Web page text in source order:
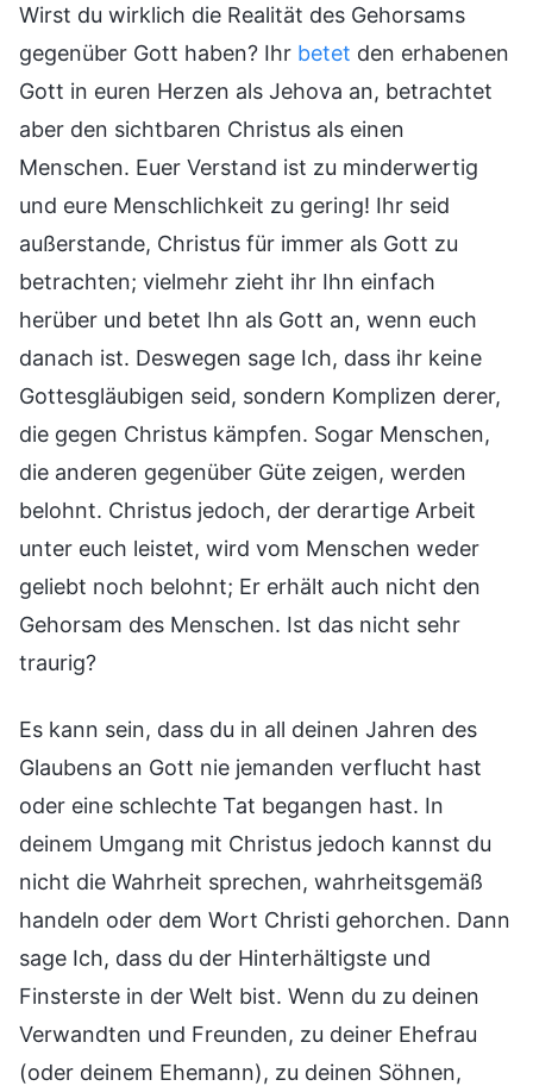
Wirst du wirklich die Realität des Gehorsams
gegenüber Gott haben? Ihr betet den erhabenen
Gott in euren Herzen als Jehova an, betrachtet
aber den sichtbaren Christus als einen
Menschen. Euer Verstand ist zu minderwertig
und eure Menschlichkeit zu gering! Ihr seid
außerstande, Christus für immer als Gott zu
betrachten; vielmehr zieht ihr Ihn einfach
herüber und betet Ihn als Gott an, wenn euch
danach ist. Deswegen sage Ich, dass ihr keine
Gottesgläubigen seid, sondern Komplizen derer,
die gegen Christus kämpfen. Sogar Menschen,
die anderen gegenüber Güte zeigen, werden
belohnt. Christus jedoch, der derartige Arbeit
unter euch leistet, wird vom Menschen weder
geliebt noch belohnt; Er erhält auch nicht den
Gehorsam des Menschen. Ist das nicht sehr
traurig?
Es kann sein, dass du in all deinen Jahren des
Glaubens an Gott nie jemanden verflucht hast
oder eine schlechte Tat begangen hast. In
deinem Umgang mit Christus jedoch kannst du
nicht die Wahrheit sprechen, wahrheitsgemäß
handeln oder dem Wort Christi gehorchen. Dann
sage Ich, dass du der Hinterhältigste und
Finsterste in der Welt bist. Wenn du zu deinen
Verwandten und Freunden, zu deiner Ehefrau
(oder deinem Ehemann), zu deinen Söhnen,